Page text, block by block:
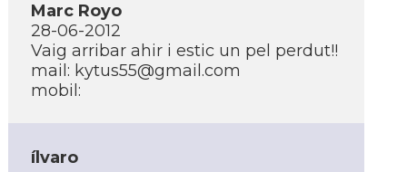
Marc Royo
28-06-2012
Vaig arribar ahir i estic un pel perdut!!
mail: kytus55@gmail.com
mobil:
ílvaro